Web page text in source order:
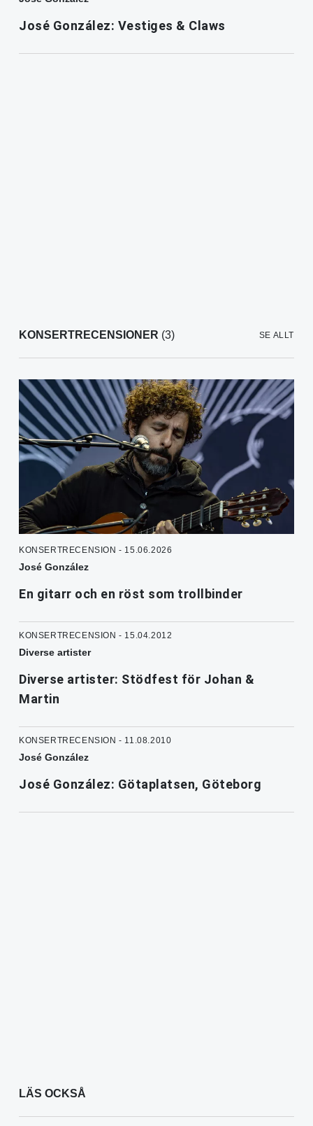
José González: Vestiges & Claws
KONSERTRECENSIONER (3) SE ALLT
KONSERTRECENSION - 15.06.2026
José González
En gitarr och en röst som trollbinder
KONSERTRECENSION - 15.04.2012
Diverse artister
Diverse artister: Stödfest för Johan &
Martin
KONSERTRECENSION - 11.08.2010
José González
José González: Götaplatsen, Göteborg
LÄS OCKSÅ